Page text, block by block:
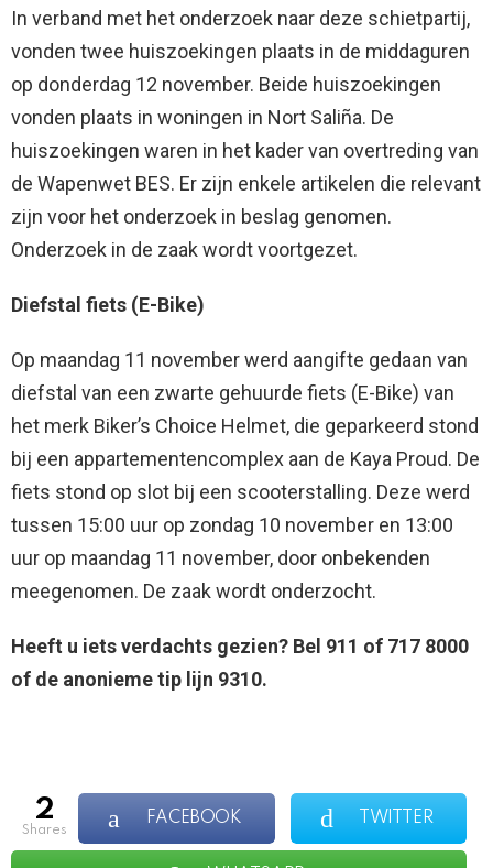
In verband met het onderzoek naar deze schietpartij,
vonden twee huiszoekingen plaats in de middaguren
op donderdag 12 november. Beide huiszoekingen
vonden plaats in woningen in Nort Saliña. De
huiszoekingen waren in het kader van overtreding van
de Wapenwet BES. Er zijn enkele artikelen die relevant
zijn voor het onderzoek in beslag genomen.
Onderzoek in de zaak wordt voortgezet.
Diefstal fiets (E-Bike)
Op maandag 11 november werd aangifte gedaan van
diefstal van een zwarte gehuurde fiets (E-Bike) van
het merk Biker’s Choice Helmet, die geparkeerd stond
bij een appartementencomplex aan de Kaya Proud. De
fiets stond op slot bij een scooterstalling. Deze werd
tussen 15:00 uur op zondag 10 november en 13:00
uur op maandag 11 november, door onbekenden
meegenomen. De zaak wordt onderzocht.
Heeft u iets verdachts gezien? Bel 911 of 717 8000
of de anonieme tip lijn 9310.
2
shares
FACEBOOK TWITTER